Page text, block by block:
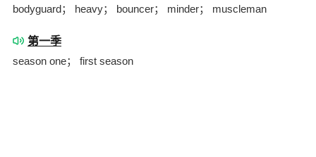
bodyguard； heavy； bouncer； minder； muscleman
第一季
season one； first season